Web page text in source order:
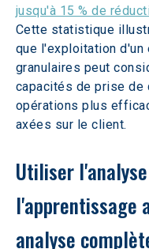
jusqu'à 15 % de
Cette statistique
que l'exploitation d'un
granulaires peut
capacités de prise de
opérations plus
axées sur le client.
Utiliser
l'apprentissage
analyse